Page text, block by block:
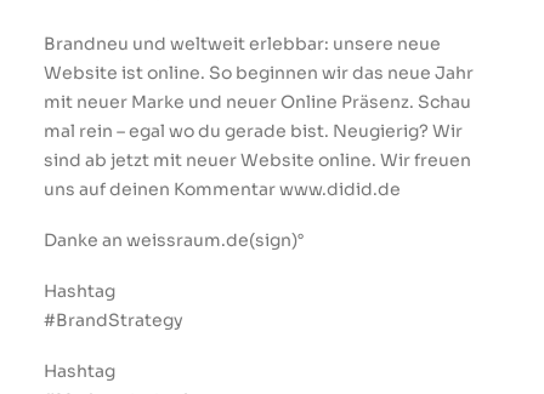
Brandneu und weltweit erlebbar: unsere neue
Website ist online. So beginnen wir das neue Jahr
mit neuer Marke und neuer Online Präsenz. Schau
mal rein – egal wo du gerade bist. Neugierig? Wir
sind ab jetzt mit neuer Website online. Wir freuen
uns auf deinen Kommentar www.didid.de
Danke an weissraum.de(sign)°
Hashtag
#BrandStrategy
Hashtag